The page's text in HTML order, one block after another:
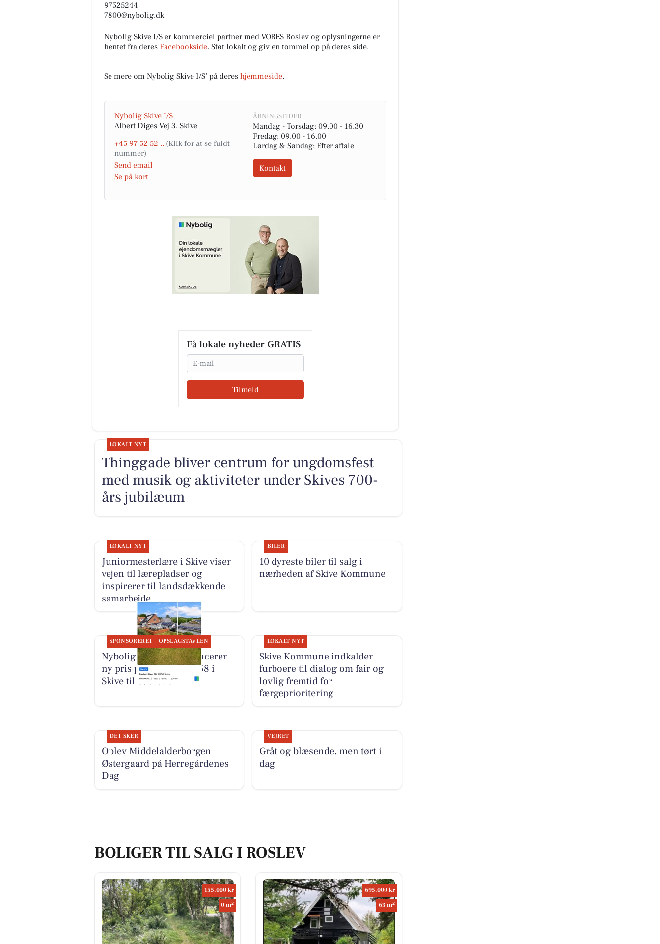
97525244
7800@nybolig.dk
Nybolig Skive I/S er kommerciel partner med VORES Roslev og oplysningerne er
hentet fra deres Facebookside. Støt lokalt og giv en tommel op på deres side.
Se mere om Nybolig Skive I/S’ på deres hjemmeside.
Nybolig Skive I/S
Albert Diges Vej 3, Skive
+45 97 52 52 ..
Send email
Se på kort
ÅBNINGSTIDER
Mandag - Torsdag: 09.00 - 16.30
Fredag: 09.00 - 16.00
Lørdag & Søndag: Efter aftale
Kontakt
Få lokale nyheder GRATIS
Email
Tilmeld
LOKALT NYT
Thinggade bliver centrum for ungdomsfest
med musik og aktiviteter under Skives 700-
års jubilæum
LOKALT NYT
Juniormesterlære i Skive viser
vejen til lærepladser og
inspirerer til landsdækkende
samarbejde
BILER
10 dyreste biler til salg i
nærheden af Skive Kommune
SPONSORERET OPSLAGSTAVLEN
Nybolig Skive I/S annoncerer
ny pris på Mølletoften 58 i
Skive til 695.000 kr.
LOKALT NYT
Skive Kommune indkalder
furboere til dialog om fair og
lovlig fremtid for
færgeprioritering
DET SKER
Oplev Middelalderborgen
Østergaard på Herregårdenes
Dag
VEJRET
Gråt og blæsende, men tørt i
dag
BOLIGER TIL SALG I ROSLEV
155.000 kr
0 m2
695.000 kr
63 m2